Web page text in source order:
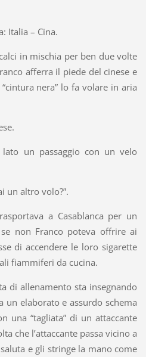
Italia – Cina.
in mischia per ben due volte
afferra il piede del cinese e
nera” lo fa volare in aria
un passaggio con un velo
un altro volo?”.
a Casablanca per un
non Franco poteva offrire ai
di accendere le loro sigarette
fiammiferi da cucina.
di allenamento sta insegnando
un elaborato e assurdo schema
una “tagliata” di un attaccante
che l’attaccante passa vicino a
e gli stringe la mano come